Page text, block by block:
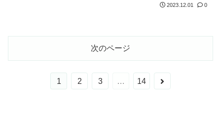
2023.12.01 0
次のページ
1 2 3 … 14
次